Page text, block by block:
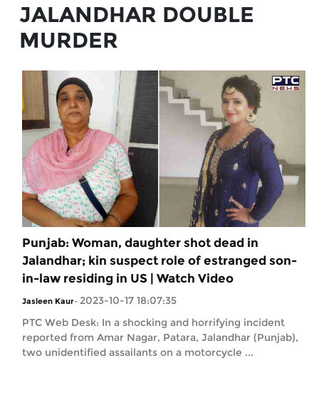
JALANDHAR DOUBLE
MURDER
Punjab: Woman, daughter shot dead in
Jalandhar; kin suspect role of estranged son-
in-law residing in US | Watch Video
Jasleen Kaur- 2023-10-17 18:07:35
PTC Web Desk: In a shocking and horrifying incident
reported from Amar Nagar, Patara, Jalandhar (Punjab),
two unidentified assailants on a motorcycle ...